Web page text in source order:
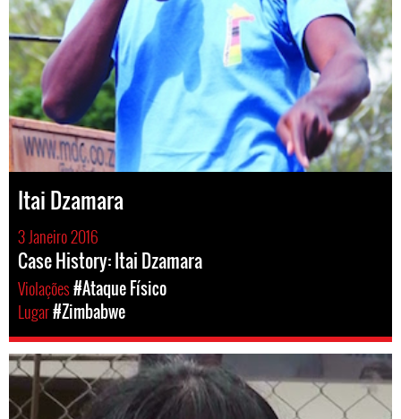
Itai Dzamara
3 Janeiro 2016
Case History: Itai Dzamara
Violações#Ataque Físico
Lugar#Zimbabwe